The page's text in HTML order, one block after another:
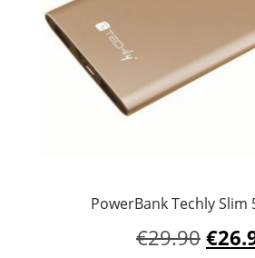
PowerBank Techly Slim
€29.90 Il
€